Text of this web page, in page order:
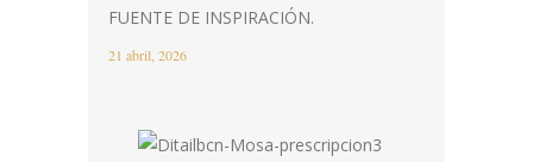
FUENTE DE INSPIRACIÓN.
21 abril, 2026